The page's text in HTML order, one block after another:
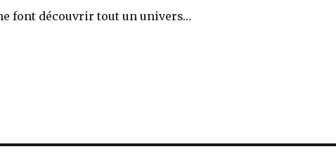
font découvrir tout un univers…